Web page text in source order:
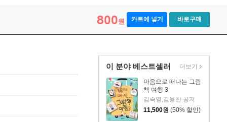
800원 카트에 넣기 바로구매
이 분야 베스트셀러
마음으로 떠나는 그림
책 여행 3
김숙영,김용찬 공저
11,500원 (50% 할인)
더보기